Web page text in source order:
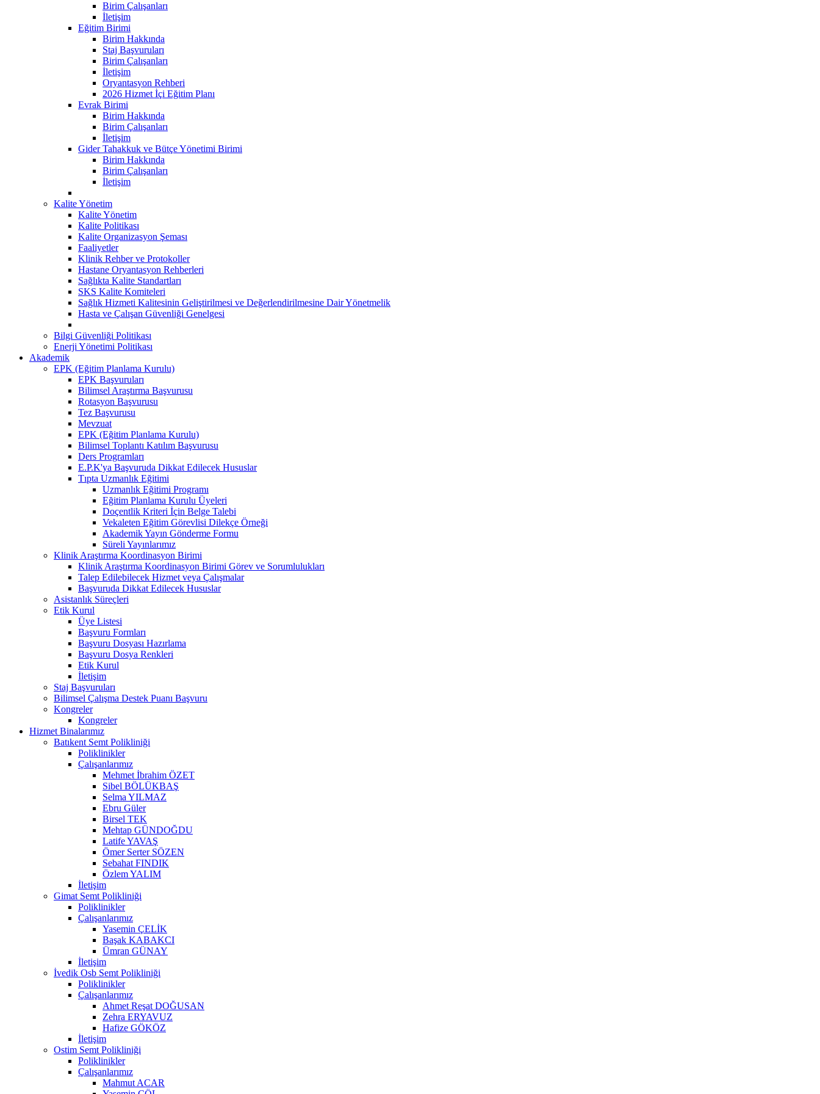
Birim Çalışanları
İletişim
Eğitim Birimi
Birim Hakkında
Staj Başvuruları
Birim Çalışanları
İletişim
Oryantasyon Rehberi
2026 Hizmet İçi Eğitim Planı
Evrak Birimi
Birim Hakkında
Birim Çalışanları
İletişim
Gider Tahakkuk ve Bütçe Yönetimi Birimi
Birim Hakkında
Birim Çalışanları
İletişim
Kalite Yönetim
Kalite Yönetim
Kalite Politikası
Kalite Organizasyon Şeması
Faaliyetler
Klinik Rehber ve Protokoller
Hastane Oryantasyon Rehberleri
Sağlıkta Kalite Standartları
SKS Kalite Komiteleri
Sağlık Hizmeti Kalitesinin Geliştirilmesi ve Değerlendirilmesine Dair Yönetmelik
Hasta ve Çalışan Güvenliği Genelgesi
Bilgi Güvenliği Politikası
Enerji Yönetimi Politikası
Akademik
EPK (Eğitim Planlama Kurulu)
EPK Başvuruları
Bilimsel Araştırma Başvurusu
Rotasyon Başvurusu
Tez Başvurusu
Mevzuat
EPK (Eğitim Planlama Kurulu)
Bilimsel Toplantı Katılım Başvurusu
Ders Programları
E.P.K'ya Başvuruda Dikkat Edilecek Hususlar
Tıpta Uzmanlık Eğitimi
Uzmanlık Eğitimi Programı
Eğitim Planlama Kurulu Üyeleri
Doçentlik Kriteri İçin Belge Talebi
Vekaleten Eğitim Görevlisi Dilekçe Örneği
Akademik Yayın Gönderme Formu
Süreli Yayınlarımız
Klinik Araştırma Koordinasyon Birimi
Klinik Araştırma Koordinasyon Birimi Görev ve Sorumlulukları
Talep Edilebilecek Hizmet veya Çalışmalar
Başvuruda Dikkat Edilecek Hususlar
Asistanlık Süreçleri
Etik Kurul
Üye Listesi
Başvuru Formları
Başvuru Dosyası Hazırlama
Başvuru Dosya Renkleri
Etik Kurul
İletişim
Staj Başvuruları
Bilimsel Çalışma Destek Puanı Başvuru
Kongreler
Kongreler
Hizmet Binalarımız
Batıkent Semt Polikliniği
Poliklinikler
Çalışanlarımız
Mehmet İbrahim ÖZET
Sibel BÖLÜKBAŞ
Selma YILMAZ
Ebru Güler
Birsel TEK
Mehtap GÜNDOĞDU
Latife YAVAŞ
Ömer Serter SÖZEN
Sebahat FINDIK
Özlem YALIM
İletişim
Gimat Semt Polikliniği
Poliklinikler
Çalışanlarımız
Yasemin ÇELİK
Başak KABAKCI
Ümran GÜNAY
İletişim
İvedik Osb Semt Polikliniği
Poliklinikler
Çalışanlarımız
Ahmet Reşat DOĞUSAN
Zehra ERYAVUZ
Hafize GÖKÖZ
İletişim
Ostim Semt Polikliniği
Poliklinikler
Çalışanlarımız
Mahmut ACAR